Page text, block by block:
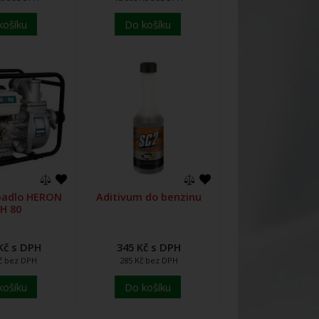
Do košíku
HERON
80
s DPH
bez DPH
Aditivum do benzinu
345 Kč s DPH
285 Kč bez DPH
Do košíku